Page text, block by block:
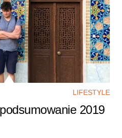
LIFESTYLE
2019